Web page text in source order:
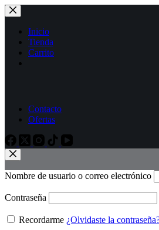
Inicio
Tienda
Carrito
Contacto
Ofertas
Nombre de usuario o correo electrónico
Contraseña
Recordarme ¿Olvidaste la